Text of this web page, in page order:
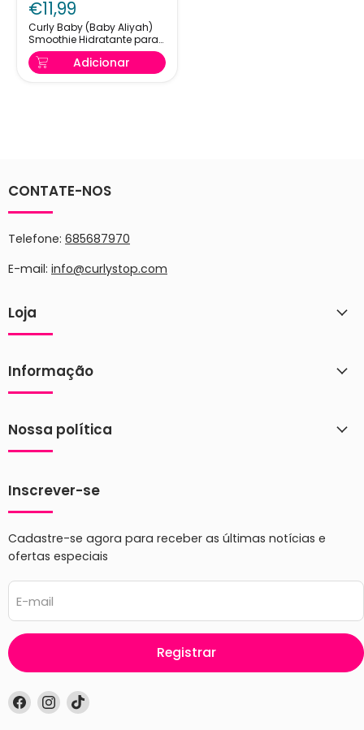
(Baby
Aliyah)
Smoothie
Hidratante
para
€11,99
Curly Baby (Baby Aliyah)
Smoothie Hidratante para
Cachos 239ml
Adicionar
CONTATE-NOS
Telefone: 685687970
E-mail: info@curlystop.com
Loja
Informação
Nossa política
Inscrever-se
Cadastre-se agora para receber as últimas notícias e
ofertas especiais
E-mail
Registrar
Encontre-
nos
Encontre-
nos
Encontre-